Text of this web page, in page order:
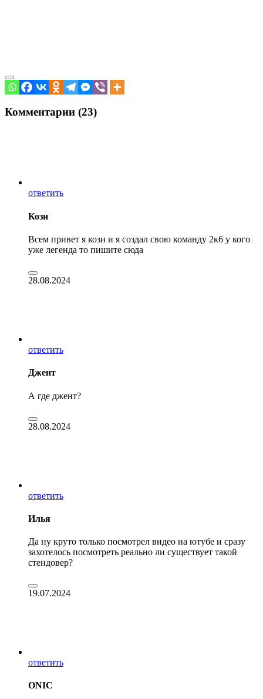
Комментарии (23)
ответить
Кози
Всем привет я кози и я создал свою команду 2к6 у кого
уже легенда то пишите сюда
28.08.2024
ответить
Джент
А где джент?
28.08.2024
ответить
Илья
Да ну круто только посмотрел видео на ютубе и сразу
захотелось посмотреть реально ли существует такой
стендовер?
19.07.2024
ответить
ONIC